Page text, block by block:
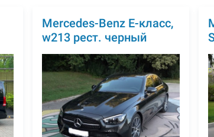
Mercedes-Benz E-класс,
w213 рест. черный